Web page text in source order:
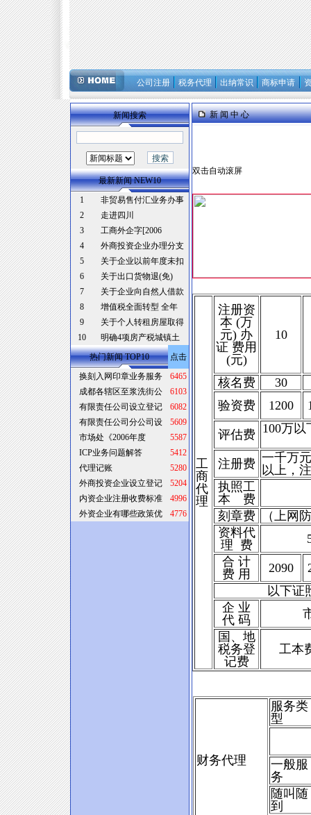
公司注册 税务代理 出纳常识 商标申请
新闻搜索
最新新闻 NEW10
1
非贸易售付汇业务办事
2
走进四川
3
工商外企字[2006
4
外商投资企业办理分支
5
关于企业以前年度未扣
6
关于出口货物退(免)
7
关于企业向自然人借款
8
增值税全面转型 全年
9
关于个人转租房屋取得
10
明确4项房产税城镇土
热门新闻 TOP10
点击
换刻入网印章业务服务
6465
成都各辖区至浆洗街公
6103
有限责任公司设立登记
6082
有限责任公司分公司设
5609
市场处《2006年度
5587
ICP业务问题解答
5412
代理记账
5280
外商投资企业设立登记
5204
内资企业注册收费标准
4996
外资企业有哪些政策优
4776
新 闻 中 心
双击自动滚屏
工
商
代
理
注册资
本 (万
元) 办
证 费用
(元)
10
核名费
30
验资费
1200
评估费 100万
注册费 一千万
以上，
执照工
本 费
刻章费
（上网
资料代
理 费
合 计
费 用
2090
以下证
企 业
代 码
国、地
税务登
记费
工本
财务代理
服务类
型
一般服
务
随叫随
到